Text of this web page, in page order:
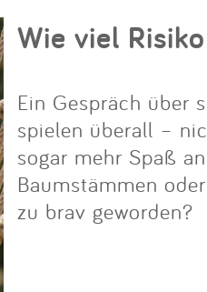
Wie viel
Ein Gespräch über
spielen überall –
sogar mehr Spaß
Baumstämmen
zu brav geworden?